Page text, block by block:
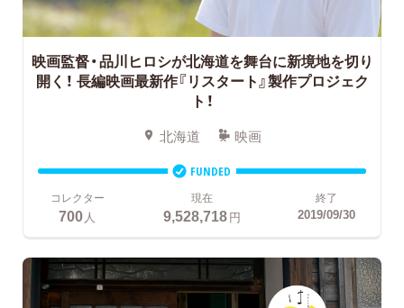
映画監督・品川ヒロシが北海道を舞台に新境地を切り
開く！ 長編映画最新作『リスタート』製作プロジェク
ト！
北海道 映画
FUNDED
コレクター
700人
現在
9,528,718円
終了
2019/09/30